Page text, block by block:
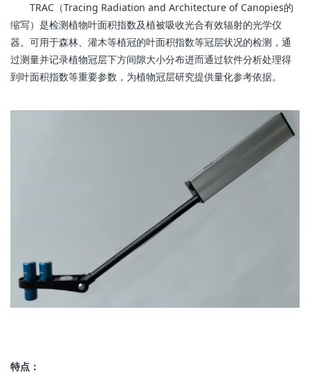
TRAC（Tracing Radiation and Architecture of Canopies的
缩写）是检测植物叶面积指数及植被吸收光合有效辐射的光学仪
器。可用于森林、灌木等植冠的叶面积指数等冠层状况的检测，通
过测量并记录植物冠层下方间隙大小分布进而通过软件分析处理得
到叶面积指数等重要参数，为植物冠层研究提供量化参考依据。
特点：